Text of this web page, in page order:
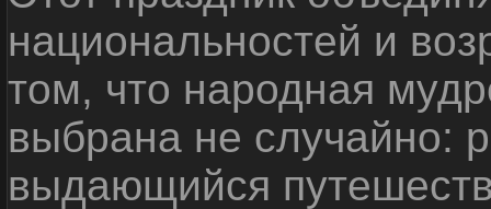
национальностей и
том, что народная
выбрана не случайно:
выдающийся